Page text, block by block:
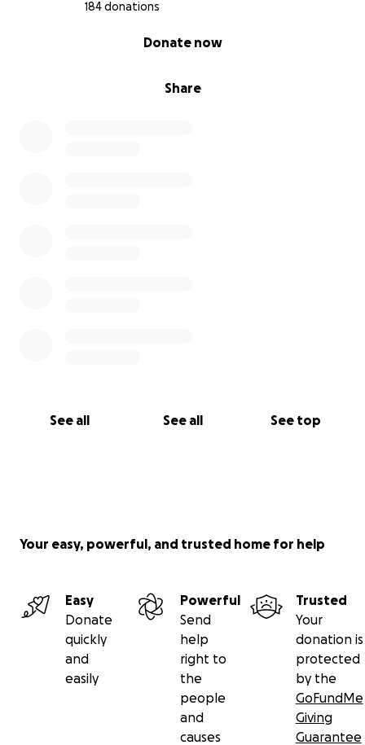
184 donations
Share
Donate now
See all See all See top
Your easy, powerful, and trusted home for help
Easy
Donate
quickly
and
easily
Powerful
Send
help
right to
the
people
and
causes
Trusted
Your
donation is
protected
by the
GoFundMe
Giving
Guarantee